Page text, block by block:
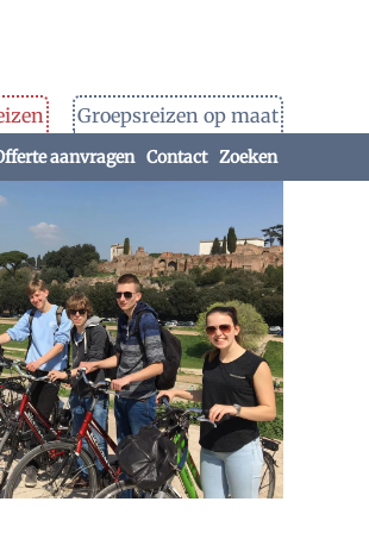
Groepsreizen op maat
aanvragen Contact Zoeken